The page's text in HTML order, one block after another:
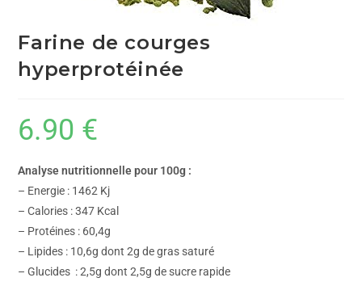
Farine de courges
hyperprotéinée
6.90 €
Analyse nutritionnelle pour 100g :
– Energie : 1462 Kj
– Calories : 347 Kcal
– Protéines : 60,4g
– Lipides : 10,6g dont 2g de gras saturé
– Glucides : 2,5g dont 2,5g de sucre rapide